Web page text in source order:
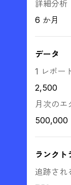
詳細分析
6 か月
データ
1 レポー
2,500
月次のエ
500,000
ランクト
追跡され